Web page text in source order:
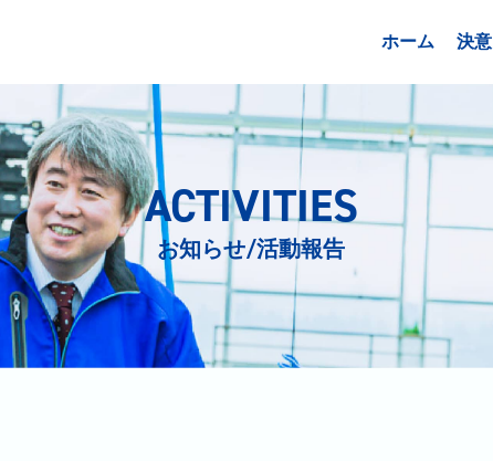
ホーム 決意
ACTIVITIES
お知らせ/活動報告